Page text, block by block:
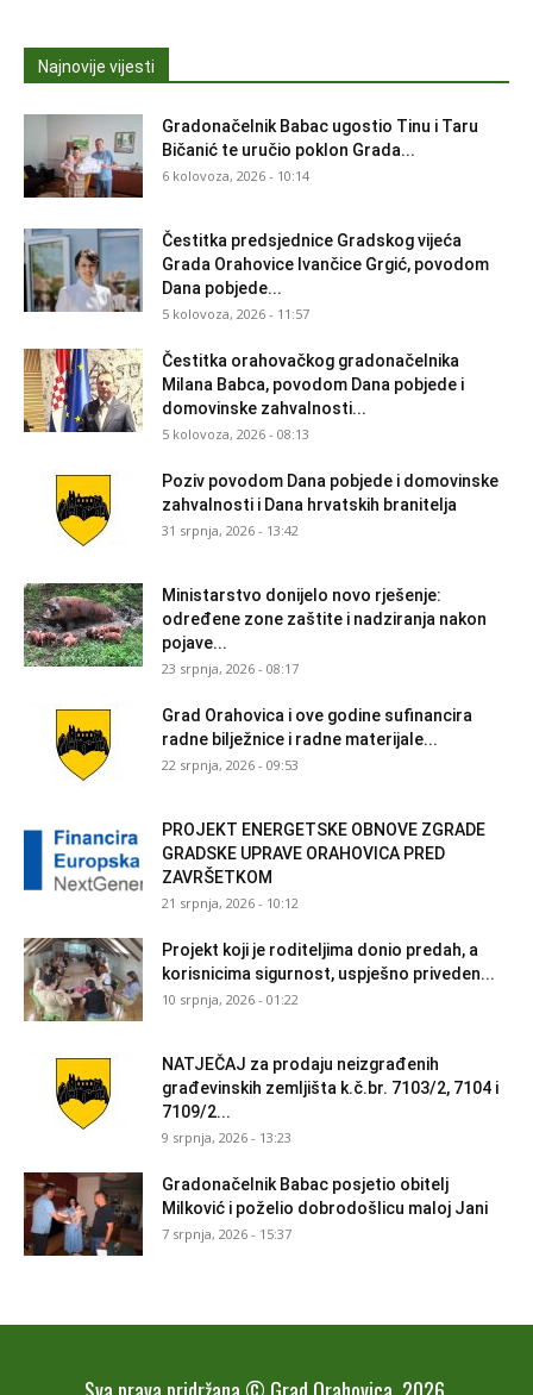
Najnovije vijesti
Gradonačelnik Babac ugostio Tinu i Taru
Bičanić te uručio poklon Grada...
6 kolovoza, 2026 - 10:14
Čestitka predsjednice Gradskog vijeća
Grada Orahovice Ivančice Grgić, povodom
Dana pobjede...
5 kolovoza, 2026 - 11:57
Čestitka orahovačkog gradonačelnika
Milana Babca, povodom Dana pobjede i
domovinske zahvalnosti...
5 kolovoza, 2026 - 08:13
Poziv povodom Dana pobjede i domovinske
zahvalnosti i Dana hrvatskih branitelja
31 srpnja, 2026 - 13:42
Ministarstvo donijelo novo rješenje:
određene zone zaštite i nadziranja nakon
pojave...
23 srpnja, 2026 - 08:17
Grad Orahovica i ove godine sufinancira
radne bilježnice i radne materijale...
22 srpnja, 2026 - 09:53
PROJEKT ENERGETSKE OBNOVE ZGRADE
GRADSKE UPRAVE ORAHOVICA PRED
ZAVRŠETKOM
21 srpnja, 2026 - 10:12
Projekt koji je roditeljima donio predah, a
korisnicima sigurnost, uspješno priveden...
10 srpnja, 2026 - 01:22
NATJEČAJ za prodaju neizgrađenih
građevinskih zemljišta k.č.br. 7103/2, 7104 i
7109/2...
9 srpnja, 2026 - 13:23
Gradonačelnik Babac posjetio obitelj
Milković i poželio dobrodošlicu maloj Jani
7 srpnja, 2026 - 15:37